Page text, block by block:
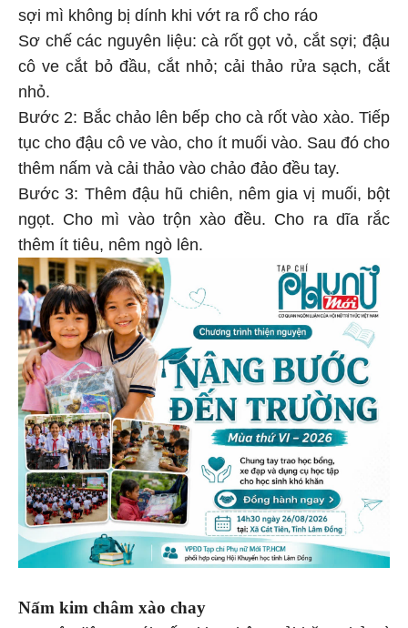
sợi mì không bị dính khi vớt ra rổ cho ráo
Sơ chế các nguyên liệu: cà rốt gọt vỏ, cắt sợi; đậu
cô ve cắt bỏ đầu, cắt nhỏ; cải thảo rửa sạch, cắt
nhỏ.
Bước 2: Bắc chảo lên bếp cho cà rốt vào xào. Tiếp
tục cho đậu cô ve vào, cho ít muối vào. Sau đó cho
thêm nấm và cải thảo vào chảo đảo đều tay.
Bước 3: Thêm đậu hũ chiên, nêm gia vị muối, bột
ngọt. Cho mì vào trộn xào đều. Cho ra dĩa rắc
thêm ít tiêu, nêm ngò lên.
Nấm kim châm xào chay